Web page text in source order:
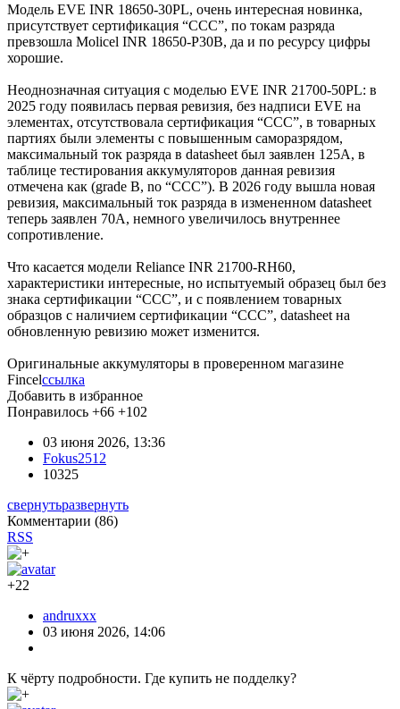
Модель EVE INR 18650-30PL, очень интересная новинка,
присутствует сертификация “CCC”, по токам разряда
превзошла Molicel INR 18650-P30B, да и по ресурсу цифры
хорошие.
Неоднозначная ситуация с моделью EVE INR 21700-50PL: в
2025 году появилась первая ревизия, без надписи EVE на
элементах, отсутствовала сертификация “CCC”, в товарных
партиях были элементы с повышенным саморазрядом,
максимальный ток разряда в datasheet был заявлен 125А, в
таблице тестирования аккумуляторов данная ревизия
отмечена как (grade B, no “CCC”). В 2026 году вышла новая
ревизия, максимальный ток разряда в измененном datasheet
теперь заявлен 70А, немного увеличилось внутреннее
сопротивление.
Что касается модели Reliance INR 21700-RH60,
характеристики интересные, но испытуемый образец был без
знака сертификации “CCC”, и с появлением товарных
образцов с наличием сертификации “CCC”, datasheet на
обновленную ревизию может изменится.
Оригинальные аккумуляторы в проверенном магазине
Fincelссылка
Добавить в избранное
Понравилось +66 +102
03 июня 2026, 13:36
Fokus2512
10325
свернутьразвернуть
Комментарии (86)
RSS
+22
andruxxx
03 июня 2026, 14:06
К чёрту подробности. Где купить не подделку?